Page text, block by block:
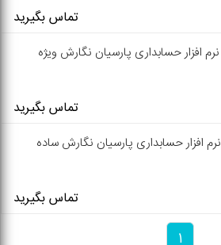
تماس بگیرید
نرم افزار حسابداری پارسیان نگارش ویژه
تماس بگیرید
نرم افزار حسابداری پارسیان نگارش ساده
تماس بگیرید
1